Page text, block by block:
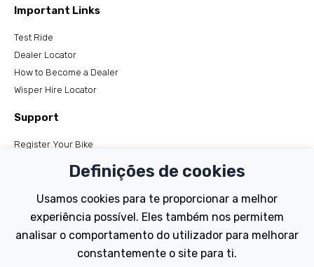
Important Links
Test Ride
Dealer Locator
How to Become a Dealer
Wisper Hire Locator
Support
Register Your Bike
Tutorials
Electric Bikes
Definições de cookies
Usamos cookies para te proporcionar a melhor
experiência possível. Eles também nos permitem
analisar o comportamento do utilizador para melhorar
constantemente o site para ti.